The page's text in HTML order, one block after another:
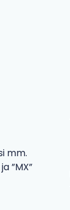
mm.
”MX”